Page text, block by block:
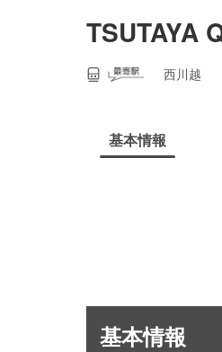
TSUTAYA
西川越
基本情報
基本情報